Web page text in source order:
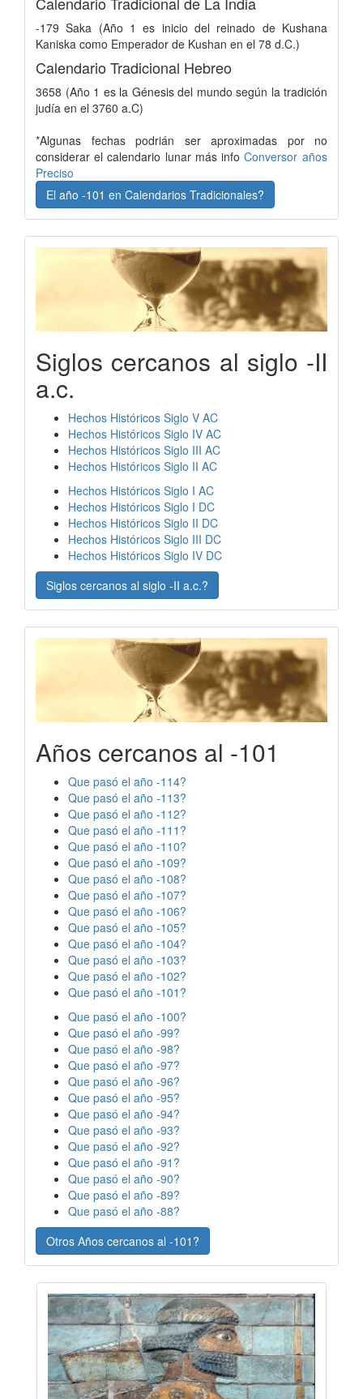
-179 Saka (Año 1 es inicio del reinado de Kushana
Kaniska como Emperador de Kushan en el 78 d.C.)
Calendario Tradicional Hebreo
3658 (Año 1 es la Génesis del mundo según la tradición
judía en el 3760 a.C)
*Algunas fechas podrián ser aproximadas por no
considerar el calendario lunar más info Conversor años
Preciso
El año -101 en Calendarios Tradicionales?
Siglos cercanos al siglo -II
a.c.
Hechos Históricos Siglo V AC
Hechos Históricos Siglo IV AC
Hechos Históricos Siglo III AC
Hechos Históricos Siglo II AC
Hechos Históricos Siglo I AC
Hechos Históricos Siglo I DC
Hechos Históricos Siglo II DC
Hechos Históricos Siglo III DC
Hechos Históricos Siglo IV DC
Siglos cercanos al siglo -II a.c.?
Años cercanos al -101
Que pasó el año -114?
Que pasó el año -113?
Que pasó el año -112?
Que pasó el año -111?
Que pasó el año -110?
Que pasó el año -109?
Que pasó el año -108?
Que pasó el año -107?
Que pasó el año -106?
Que pasó el año -105?
Que pasó el año -104?
Que pasó el año -103?
Que pasó el año -102?
Que pasó el año -101?
Que pasó el año -100?
Que pasó el año -99?
Que pasó el año -98?
Que pasó el año -97?
Que pasó el año -96?
Que pasó el año -95?
Que pasó el año -94?
Que pasó el año -93?
Que pasó el año -92?
Que pasó el año -91?
Que pasó el año -90?
Que pasó el año -89?
Que pasó el año -88?
Otros Años cercanos al -101?